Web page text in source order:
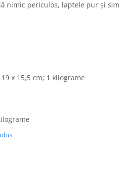
nimic periculos, laptele pur și
x 15,5 cm; 1 kilograme